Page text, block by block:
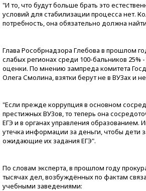
"И то, что будут больше брать это
условий для стабилизации процесса нет.
потребность, она обязательно должна
Глава Рособрнадзора Глебова в прошлом
слабых регионах среди 100-бальников 25%
оценки. По мнению зампреда комитета
Олега Смолина, взятки берут не в ВУЗах и
"Если прежде коррупция в основном
престижных ВУЗов, то теперь она
ЕГЭ и в органах управления образованием.
утечка информации за деньги, чтобы дети
ожидающие их задания ЕГЭ".
По словам эксперта, в прошлом году
тысячах дел, возбуждённых по фактам
учебными заведениями: